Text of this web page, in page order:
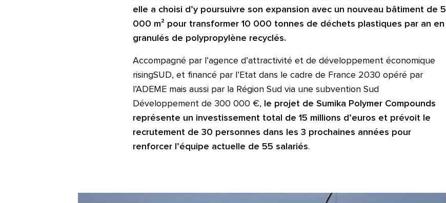
elle a choisi d’y poursuivre son expansion avec un nouveau bâtiment de 5
000 m² pour transformer 10 000 tonnes de déchets plastiques par an en
granulés de polypropylène recyclés.
Accompagné par l’agence d’attractivité et de développement économique
risingSUD, et financé par l’Etat dans le cadre de France 2030 opéré par
l’ADEME mais aussi par la Région Sud via une subvention Sud
Développement de 300 000 €,
le projet de Sumika Polymer Compounds
représente un investissement total de 15 millions d’euros et prévoit le
recrutement de 30 personnes dans les 3 prochaines années pour
renforcer l’équipe actuelle de 55 salariés.